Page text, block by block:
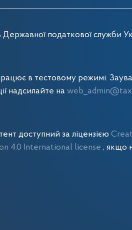
Державної податкової служби
в тестовому режимі.
надсилайте на
доступний за ліцензією
4.0 International license, якщо